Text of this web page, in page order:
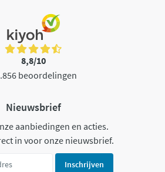
8,8/10
beoordelingen
Nieuwsbrief
aanbiedingen en acties.
in voor onze nieuwsbrief.
Inschrijven